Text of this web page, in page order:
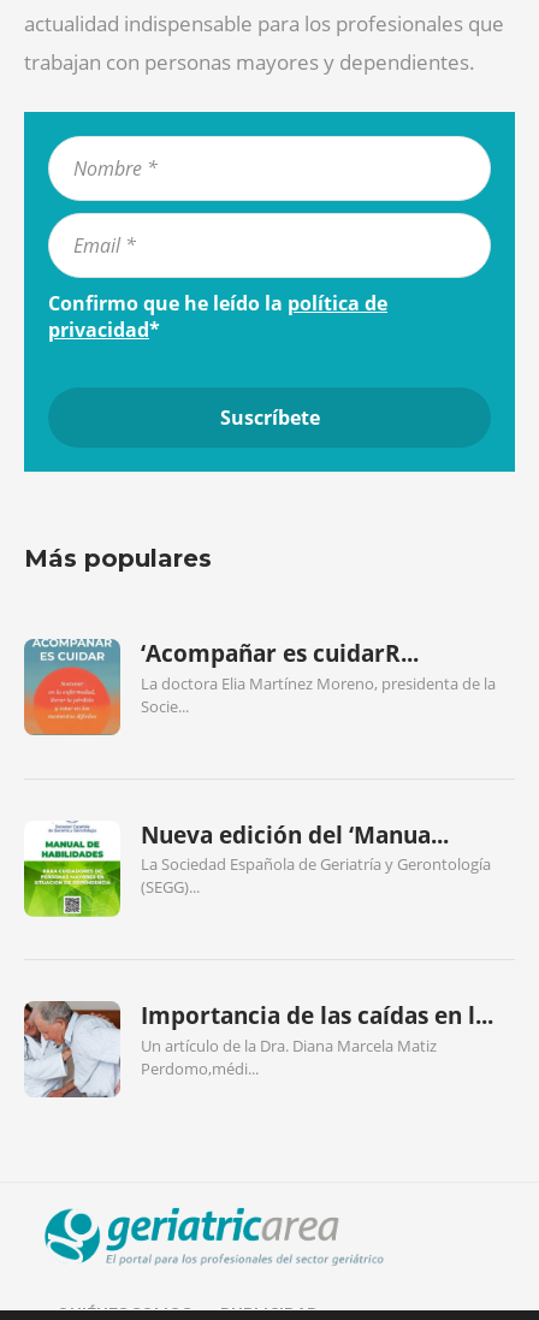
actualidad indispensable para los profesionales que
trabajan con personas mayores y dependientes.
Confirmo que he leído la política de
privacidad*
Más populares
‘Acompañar es cuidarR...
La doctora Elia Martínez Moreno, presidenta de la
Socie...
Nueva edición del ‘Manua...
La Sociedad Española de Geriatría y Gerontología
(SEGG)...
Importancia de las caídas en l...
Un artículo de la Dra. Diana Marcela Matiz
Perdomo,médi...
QUIÉNES SOMOS PUBLICIDAD